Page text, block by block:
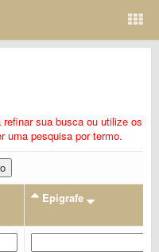
sua busca ou utilize os
uma pesquisa por termo.
Epigrafe